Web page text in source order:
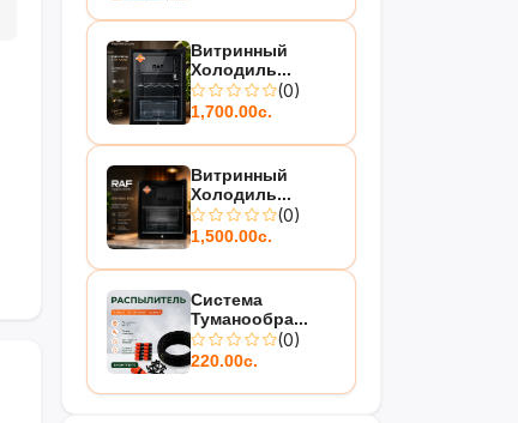
Витринный
Холодиль...
(0)
1,700.00с.
Витринный
Холодиль...
(0)
1,500.00с.
Система
Туманообра...
(0)
220.00с.